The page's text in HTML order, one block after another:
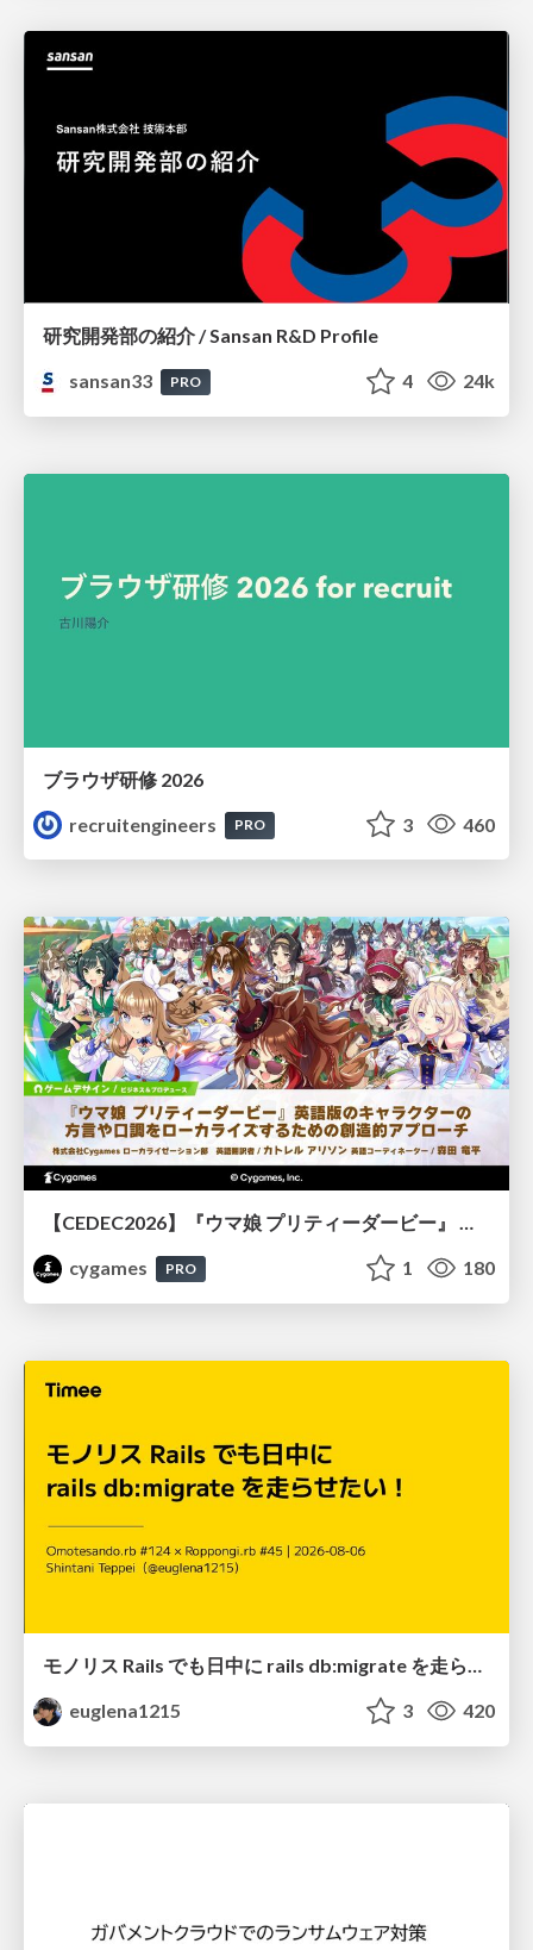
研究開発部の紹介 / Sansan R&D Profile
sansan33
PRO 4 24k
ブラウザ研修 2026
recruitengineers
PRO 3 460
【CEDEC2026】『ウマ娘 プリティーダービー』 英語版のキャラクターの方言や口調をローカライズするための創造的アプローチ
cygames
PRO 1 180
モノリス Rails でも日中に rails db:migrate を走らせたい！ / Daytime rails db:migrate on Monolithic Rails!
euglena1215
3 420